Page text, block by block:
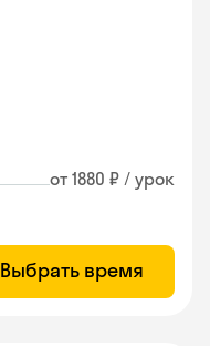
от 1880 ₽ / урок
Выбрать время